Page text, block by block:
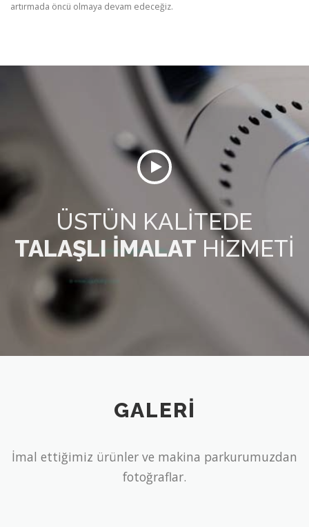
artırmada öncü olmaya devam edeceğiz.
ÜSTÜN KALITEDE
TALAŞLI İMALAT HIZMETI
GALERI
İmal ettiğimiz ürünler ve makina parkurumuzdan
fotoğraflar.